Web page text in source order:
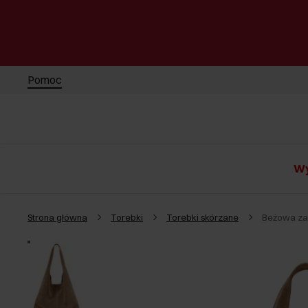
Pomoc
Strona główna Torebki Torebki skórzane Beżowa